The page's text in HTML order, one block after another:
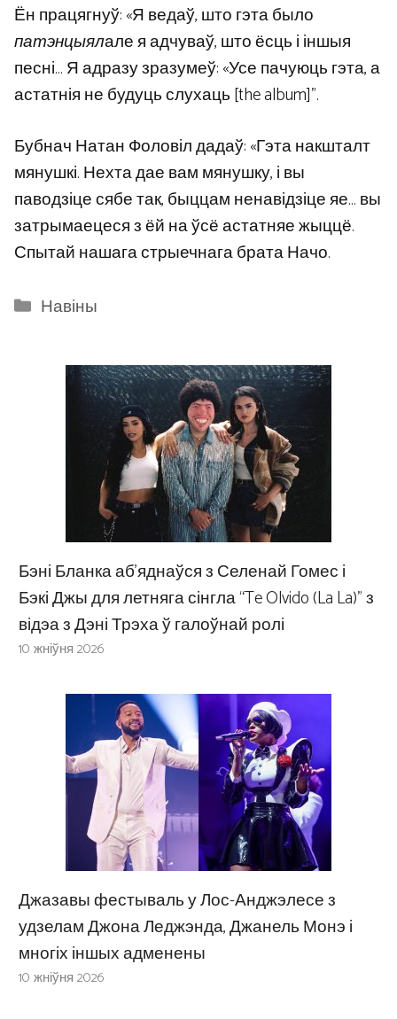
Ён працягнуў: «Я ведаў, што гэта было
патэнцыялале я адчуваў, што ёсць і іншыя
песні… Я адразу зразумеў: «Усе пачуюць гэта, а
астатнія не будуць слухаць [the album]”.
Бубнач Натан Фоловіл дадаў: «Гэта накшталт
мянушкі. Нехта дае вам мянушку, і вы
паводзіце сябе так, быццам ненавідзіце яе… вы
затрымаецеся з ёй на ўсё астатняе жыццё.
Спытай нашага стрыечнага брата Начо.
Categories
Навіны
Бэні Бланка аб’яднаўся з Селенай Гомес і
Бэкі Джы для летняга сінгла “Te Olvido (La La)” з
відэа з Дэні Трэха ў галоўнай ролі
10 жніўня 2026
Джазавы фестываль у Лос-Анджэлесе з
удзелам Джона Леджэнда, Джанель Монэ і
многіх іншых адменены
10 жніўня 2026